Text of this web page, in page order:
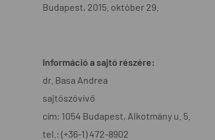
Budapest, 2015. október 29.
Információ a sajtó részére:
dr. Basa Andrea
sajtószóvivő
cím: 1054 Budapest, Alkotmány u. 5.
tel.: (+36-1) 472-8902